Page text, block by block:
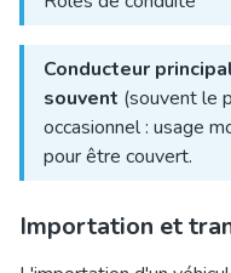
Conducteur
souvent (souvent le
occasionnel : usage
pour être couvert.
Importation et